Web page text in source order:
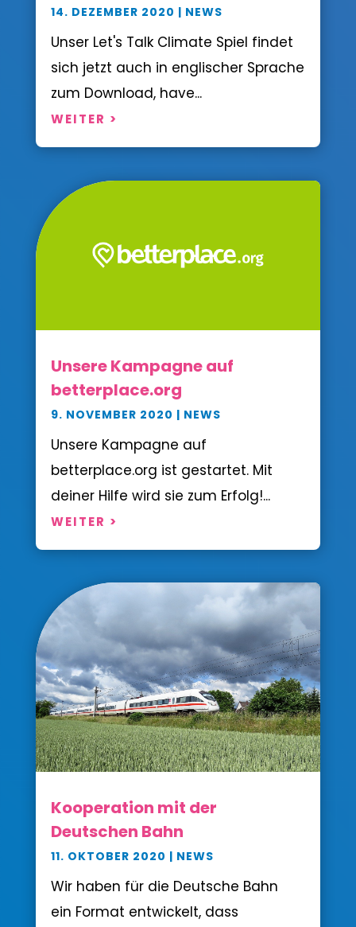
14. DEZEMBER 2020 | NEWS
Unser Let's Talk Climate Spiel findet
sich jetzt auch in englischer Sprache
zum Download, have...
WEITER >
Unsere Kampagne auf
betterplace.org
9. NOVEMBER 2020 | NEWS
Unsere Kampagne auf
betterplace.org ist gestartet. Mit
deiner Hilfe wird sie zum Erfolg!...
WEITER >
Kooperation mit der
Deutschen Bahn
11. OKTOBER 2020 | NEWS
Wir haben für die Deutsche Bahn
ein Format entwickelt, dass